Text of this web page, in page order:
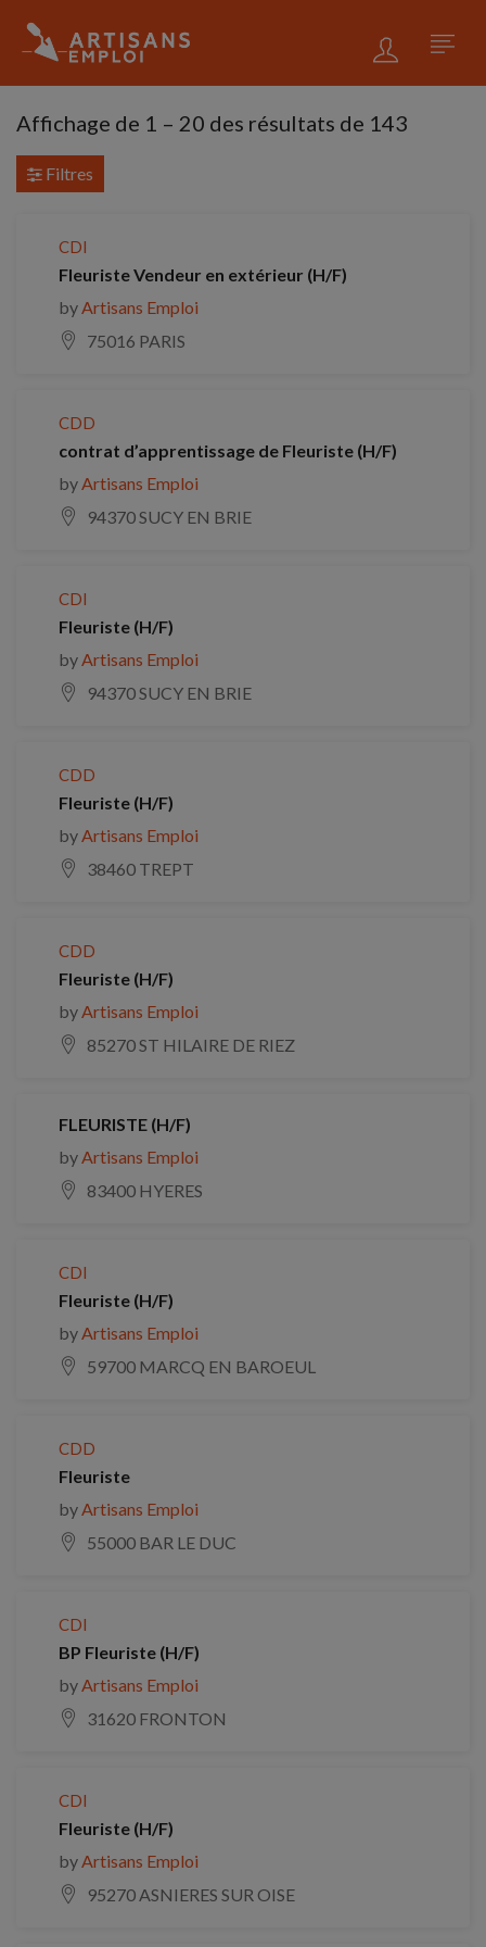
Affichage de 1 – 20 des résultats de 143
Filtres
CDI
Fleuriste Vendeur en extérieur (H/F)
byArtisans Emploi
75016 PARIS
CDD
contrat d’apprentissage de Fleuriste (H/F)
byArtisans Emploi
94370 SUCY EN BRIE
CDI
Fleuriste (H/F)
byArtisans Emploi
94370 SUCY EN BRIE
CDD
Fleuriste (H/F)
byArtisans Emploi
38460 TREPT
CDD
Fleuriste (H/F)
byArtisans Emploi
85270 ST HILAIRE DE RIEZ
FLEURISTE (H/F)
byArtisans Emploi
83400 HYERES
CDI
Fleuriste (H/F)
byArtisans Emploi
59700 MARCQ EN BAROEUL
CDD
Fleuriste
byArtisans Emploi
55000 BAR LE DUC
CDI
BP Fleuriste (H/F)
byArtisans Emploi
31620 FRONTON
CDI
Fleuriste (H/F)
byArtisans Emploi
95270 ASNIERES SUR OISE